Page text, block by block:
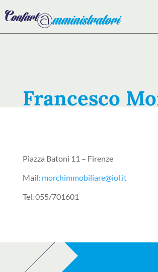
Francesco
Piazza Batoni 11 – Firenze
Mail: morchimmobiliare@iol.it
Tel. 055/701601